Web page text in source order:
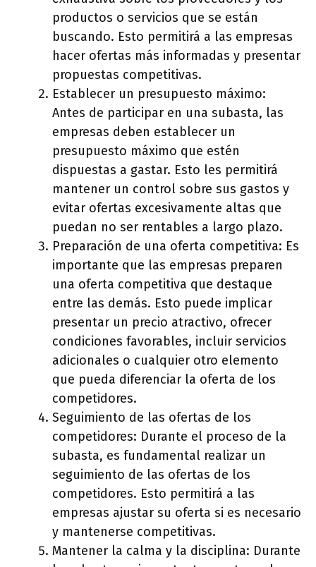
productos o servicios que se están
buscando. Esto permitirá a las empresas
hacer ofertas más informadas y presentar
propuestas competitivas.
Establecer un presupuesto máximo:
Antes de participar en una subasta, las
empresas deben establecer un
presupuesto máximo que estén
dispuestas a gastar. Esto les permitirá
mantener un control sobre sus gastos y
evitar ofertas excesivamente altas que
puedan no ser rentables a largo plazo.
Preparación de una oferta competitiva: Es
importante que las empresas preparen
una oferta competitiva que destaque
entre las demás. Esto puede implicar
presentar un precio atractivo, ofrecer
condiciones favorables, incluir servicios
adicionales o cualquier otro elemento
que pueda diferenciar la oferta de los
competidores.
Seguimiento de las ofertas de los
competidores: Durante el proceso de la
subasta, es fundamental realizar un
seguimiento de las ofertas de los
competidores. Esto permitirá a las
empresas ajustar su oferta si es necesario
y mantenerse competitivas.
Mantener la calma y la disciplina: Durante